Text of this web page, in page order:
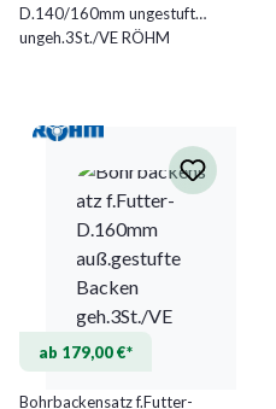
D.140/160mm ungestuft
ungeh.3St./VE RÖHM
ab 179,00 €*
Bohrbackensatz f.Futter-